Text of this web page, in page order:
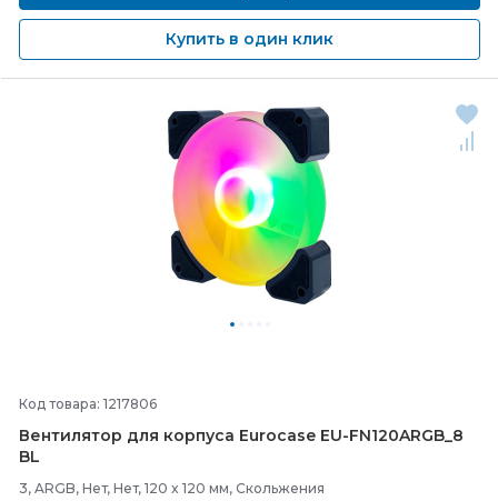
Купить в один клик
Код товара: 1217806
Вентилятор для корпуса Eurocase EU-FN120ARGB_8
BL
3, ARGB, Нет, Нет, 120 x 120 мм, Скольжения